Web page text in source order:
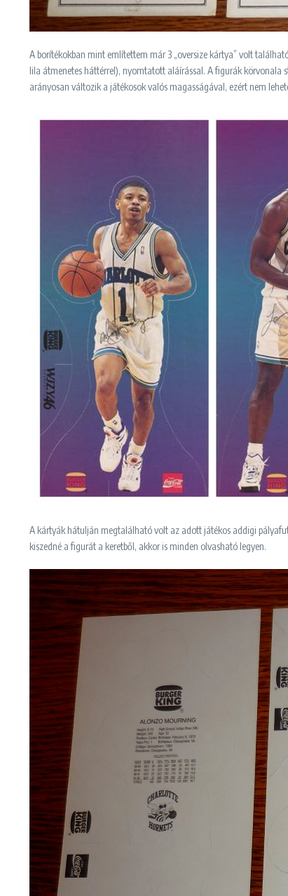
A borítékokban mint említettem már 3 „oversize kártya” volt
lila átmenetes háttérrel), nyomtatott aláírással. A figurák körvonala
arányosan változik a játékosok valós magasságával, ezért nem
A kártyák hátulján megtalálható volt az adott játékos addigi
kiszedné a figurát a keretből, akkor is minden olvasható legyen.